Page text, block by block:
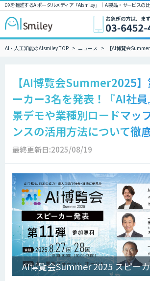
DXを推進するAIポータルメディア「AIsmiley」｜ AI製品・サービスの
AI・人工知能のAIsmiley TOP ニュース 【AI博覧会
【AI博覧会Summer2025
ーカー3名を発表！『AI社
景デモや業種別ロードマッ
ンスの活用方法について徹
最終更新日:2025/08/19
AI博覧会Summer 2025 スピー